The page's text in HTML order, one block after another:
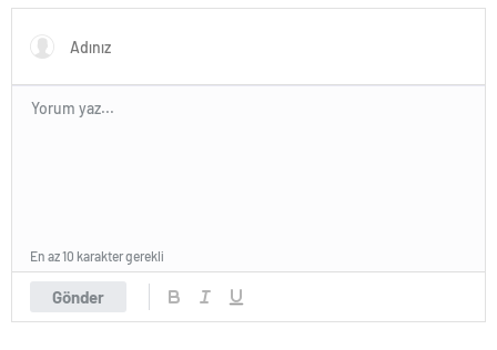
Gönder
En az 10 karakter gerekli